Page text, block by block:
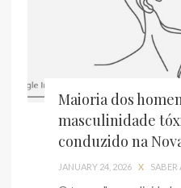
Maioria dos
masculinidade
conduzido na
JANUARY 24, 2026 X